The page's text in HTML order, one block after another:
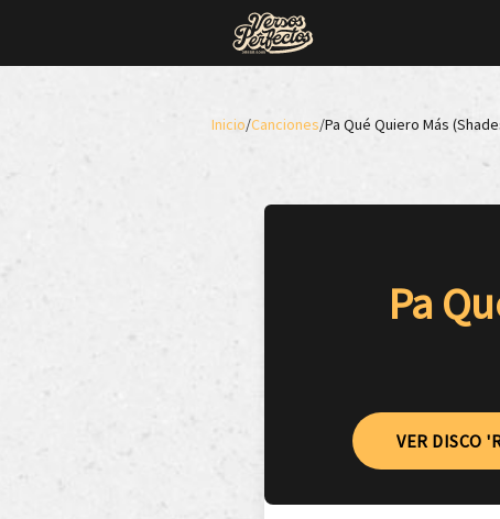
Inicio/Canciones/Pa Qué Quiero Más
Pa
VER DISCO